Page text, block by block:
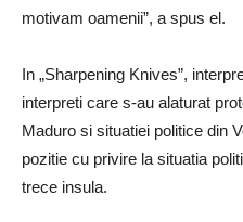
motivam oamenii”, a spus el.
In „Sharpening Knives”,
interpreti care s-au alaturat
Maduro si situatiei politice din
pozitie cu privire la situatia
trece insula.